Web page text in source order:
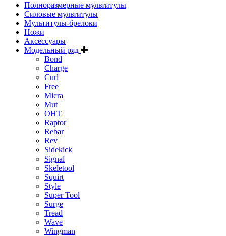
Полноразмерные мультитулы
Силовые мультитулы
Мультитулы-брелоки
Ножи
Аксессуары
Модельный ряд
Bond
Charge
Curl
Free
Micra
Mut
OHT
Raptor
Rebar
Rev
Sidekick
Signal
Skeletool
Squirt
Style
Super Tool
Surge
Tread
Wave
Wingman